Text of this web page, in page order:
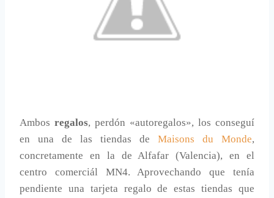
Ambos regalos, perdón «autoregalos», los conseguí
en una de las tiendas de Maisons du Monde,
concretamente en la de Alfafar (Valencia), en el
centro comerciál MN4. Aprovechando que tenía
pendiente una tarjeta regalo de estas tiendas que